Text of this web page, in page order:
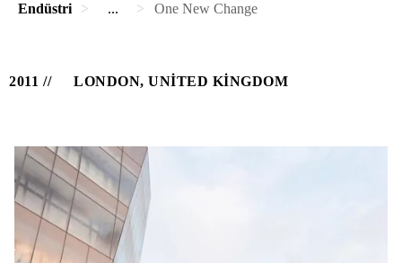
Endüstri ... One New Change
2011 LONDON, UNITED KINGDOM